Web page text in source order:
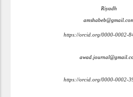
Riyadh
https://orcid.org/0000-0002-
https://orcid.org/0000-0002-